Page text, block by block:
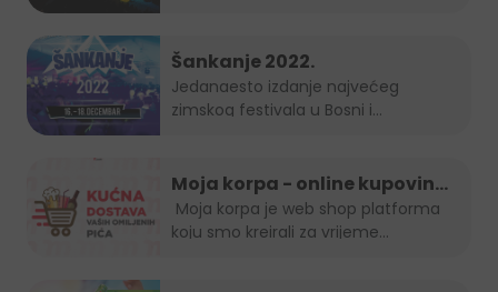
Šankanje 2022.
Jedanaesto izdanje najvećeg
zimskog festivala u Bosni i
Moja korpa - online kupovina
je uvijek in!
koju smo kreirali za vrijeme...